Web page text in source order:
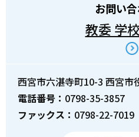
お問い
教委 学
西宮市六湛寺町10-3 西宮市
電話番号： 0798-35-3857
ファックス： 0798-22-7019